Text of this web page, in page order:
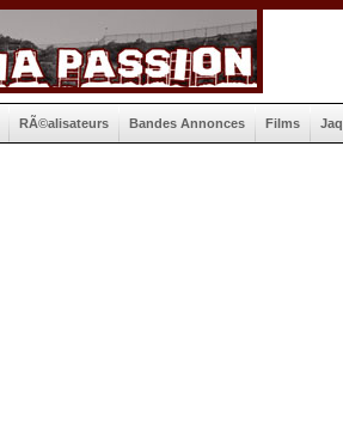
RÃ©alisateurs Bandes Annonces Films